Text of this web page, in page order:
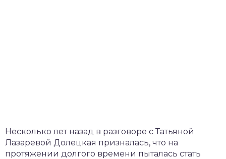
Несколько лет назад в разговоре с Татьяной
Лазаревой Долецкая призналась, что на
протяжении долгого времени пыталась стать